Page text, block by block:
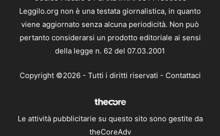
Leggilo.org non è una testata giornalistica, in quanto
viene aggiornato senza alcuna periodicità. Non può
pertanto considerarsi un prodotto editoriale ai sensi
della legge n. 62 del 07.03.2001
Copyright ©2026 - Tutti i diritti riservati - Contattaci
Le attività pubblicitarie su questo sito sono gestite da
theCoreAdv